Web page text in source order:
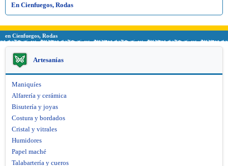
En Cienfuegos, Rodas
en Cienfuegos, Rodas
Artesanías
Maniquíes
Alfarería y cerámica
Bisutería y joyas
Costura y bordados
Cristal y vitrales
Humidores
Papel maché
Talabartería y cueros